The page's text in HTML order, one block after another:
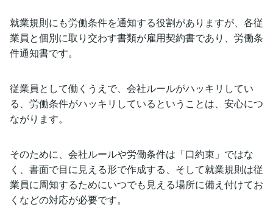
就業規則にも労働条件を通知する役割がありますが、各従
業員と個別に取り交わす書類が雇用契約書であり、労働条
件通知書です。
従業員として働くうえで、会社ルールがハッキリしてい
る、労働条件がハッキリしているということは、安心につ
ながります。
そのために、会社ルールや労働条件は「口約束」ではな
く、書面で目に見える形で作成する、そして就業規則は従
業員に周知するためにいつでも見える場所に備え付けてお
くなどの対応が必要です。